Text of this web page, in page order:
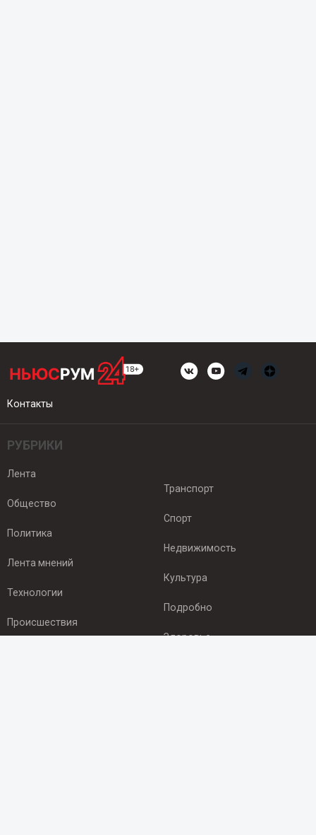
Контакты
РУБРИКИ
Лента
Общество
Политика
Лента мнений
Технологии
Происшествия
Транспорт
Спорт
Недвижимость
Культура
Подробно
Здоровье